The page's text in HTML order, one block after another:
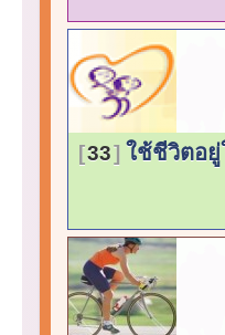
33 ใช้ชีวิตอ